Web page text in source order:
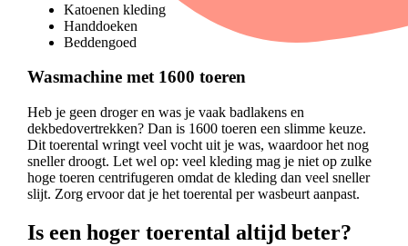
Katoenen kleding
Handdoeken
Beddengoed
Wasmachine met 1600 toeren
Heb je geen droger en was je vaak badlakens en
dekbedovertrekken? Dan is 1600 toeren een slimme keuze.
Dit toerental wringt veel vocht uit je was, waardoor het nog
sneller droogt. Let wel op: veel kleding mag je niet op zulke
hoge toeren centrifugeren omdat de kleding dan veel sneller
slijt. Zorg ervoor dat je het toerental per wasbeurt aanpast.
Is een hoger toerental altijd beter?